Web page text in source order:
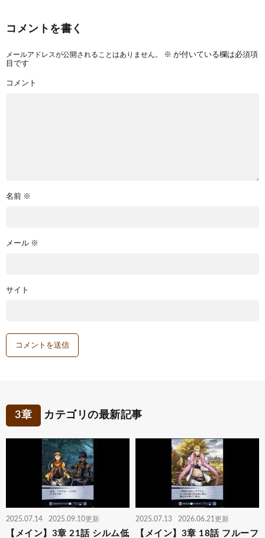
コメントを書く
メールアドレスが公開されることはありません。 ※ が付いている欄は必須項
目です
コメント
名前 ※
メール ※
サイト
3章 カテゴリの最新記事
2025.07.14 2025.09.10更新
【メイン】3章 21話 シルム低
2025.07.13 2026.06.21更新
【メイン】3章 18話 フルーフ